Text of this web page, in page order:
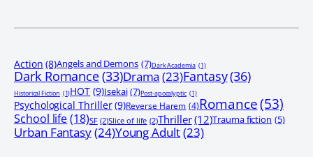
Action (8)Angels and Demons (7)Dark Academia (1)
Dark Romance(33)Drama (23)Fantasy(36)
Historical Fiction (1)HOT (9)Isekai (7)Post-apocalyptic (1)
Psychological Thriller(9)Reverse Harem (4)Romance(53)
School life(18)SF (2)Slice of life (2)Thriller(12)Trauma fiction (5)
Urban Fantasy(24)Young Adult(23)